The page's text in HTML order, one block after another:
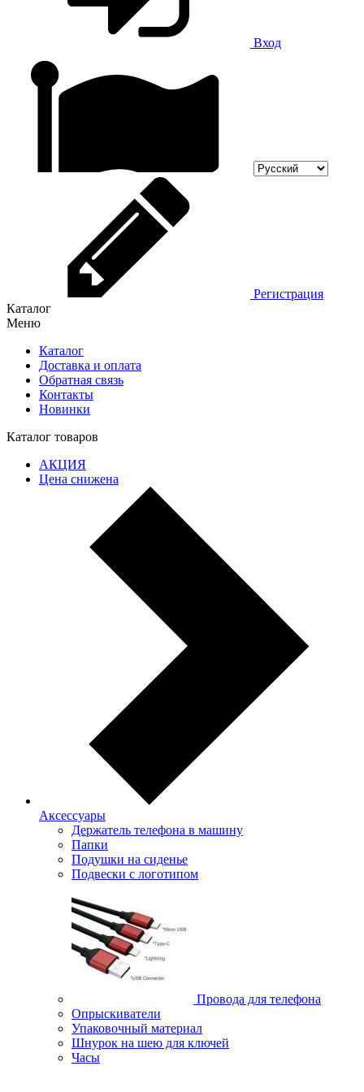
Вход
Регистрация
Каталог
Меню
Каталог
Доставка и оплата
Обратная связь
Контакты
Новинки
Каталог товаров
АКЦИЯ
Цена снижена
Аксессуары
Держатель телефона в машину
Папки
Подушки на сиденье
Подвески с логотипом
Провода для телефона
Опрыскиватели
Упаковочный материал
Шнурок на шею для ключей
Часы